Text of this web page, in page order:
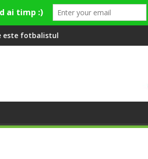
care a învățat româna la 2 ani
Compania de Apă Someș,